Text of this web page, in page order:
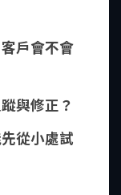
戶會不會
與修正？
從小處試